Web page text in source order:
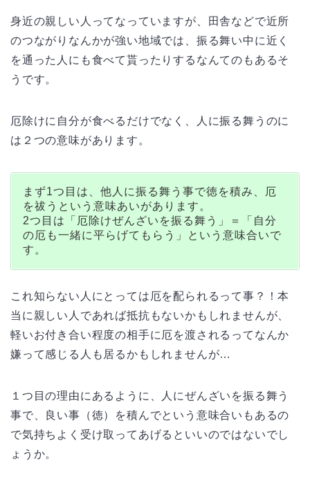
身近の親しい人ってなっていますが、田舎などで近所
のつながりなんかが強い地域では、振る舞い中に近く
を通った人にも食べて貰ったりするなんてのもあるそ
うです。
厄除けに自分が食べるだけでなく、人に振る舞うのに
は２つの意味があります。
まず1つ目は、他人に振る舞う事で徳を積み、厄
を祓うという意味あいがあります。
2つ目は「厄除けぜんざいを振る舞う」＝「自分
の厄も一緒に平らげてもらう」という意味合いで
す。
これ知らない人にとっては厄を配られるって事？！本
当に親しい人であれば抵抗もないかもしれませんが、
軽いお付き合い程度の相手に厄を渡されるってなんか
嫌って感じる人も居るかもしれませんが…
１つ目の理由にあるように、人にぜんざいを振る舞う
事で、良い事（徳）を積んでという意味合いもあるの
で気持ちよく受け取ってあげるといいのではないでし
ょうか。